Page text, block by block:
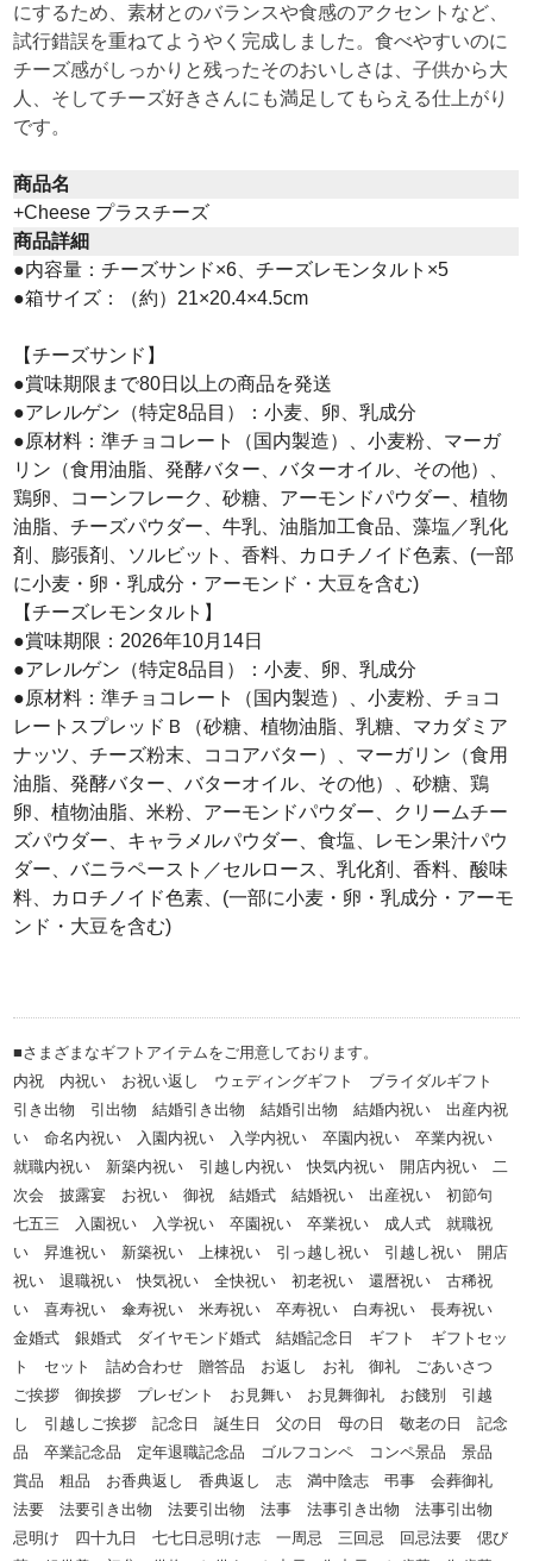
にするため、素材とのバランスや食感のアクセントなど、
試行錯誤を重ねてようやく完成しました。食べやすいのに
チーズ感がしっかりと残ったそのおいしさは、子供から大
人、そしてチーズ好きさんにも満足してもらえる仕上がり
です。
商品名
+Cheese プラスチーズ
商品詳細
●内容量：チーズサンド×6、チーズレモンタルト×5
●箱サイズ：（約）21×20.4×4.5cm
【チーズサンド】
●賞味期限まで80日以上の商品を発送
●アレルゲン（特定8品目）：小麦、卵、乳成分
●原材料：準チョコレート（国内製造）、小麦粉、マーガ
リン（食用油脂、発酵バター、バターオイル、その他）、
鶏卵、コーンフレーク、砂糖、アーモンドパウダー、植物
油脂、チーズパウダー、牛乳、油脂加工食品、藻塩／乳化
剤、膨張剤、ソルビット、香料、カロチノイド色素、(一部
に小麦・卵・乳成分・アーモンド・大豆を含む)
【チーズレモンタルト】
●賞味期限：2026年10月14日
●アレルゲン（特定8品目）：小麦、卵、乳成分
●原材料：準チョコレート（国内製造）、小麦粉、チョコ
レートスプレッドＢ（砂糖、植物油脂、乳糖、マカダミア
ナッツ、チーズ粉末、ココアバター）、マーガリン（食用
油脂、発酵バター、バターオイル、その他）、砂糖、鶏
卵、植物油脂、米粉、アーモンドパウダー、クリームチー
ズパウダー、キャラメルパウダー、食塩、レモン果汁パウ
ダー、バニラペースト／セルロース、乳化剤、香料、酸味
料、カロチノイド色素、(一部に小麦・卵・乳成分・アーモ
ンド・大豆を含む)
■さまざまなギフトアイテムをご用意しております。
内祝 内祝い お祝い返し ウェディングギフト ブライダルギフト
引き出物 引出物 結婚引き出物 結婚引出物 結婚内祝い 出産内祝
い 命名内祝い 入園内祝い 入学内祝い 卒園内祝い 卒業内祝い
就職内祝い 新築内祝い 引越し内祝い 快気内祝い 開店内祝い 二
次会 披露宴 お祝い 御祝 結婚式 結婚祝い 出産祝い 初節句
七五三 入園祝い 入学祝い 卒園祝い 卒業祝い 成人式 就職祝
い 昇進祝い 新築祝い 上棟祝い 引っ越し祝い 引越し祝い 開店
祝い 退職祝い 快気祝い 全快祝い 初老祝い 還暦祝い 古稀祝
い 喜寿祝い 傘寿祝い 米寿祝い 卒寿祝い 白寿祝い 長寿祝い
金婚式 銀婚式 ダイヤモンド婚式 結婚記念日 ギフト ギフトセッ
ト セット 詰め合わせ 贈答品 お返し お礼 御礼 ごあいさつ
ご挨拶 御挨拶 プレゼント お見舞い お見舞御礼 お餞別 引越
し 引越しご挨拶 記念日 誕生日 父の日 母の日 敬老の日 記念
品 卒業記念品 定年退職記念品 ゴルフコンペ コンペ景品 景品
賞品 粗品 お香典返し 香典返し 志 満中陰志 弔事 会葬御礼
法要 法要引き出物 法要引出物 法事 法事引き出物 法事引出物
忌明け 四十九日 七七日忌明け志 一周忌 三回忌 回忌法要 偲び